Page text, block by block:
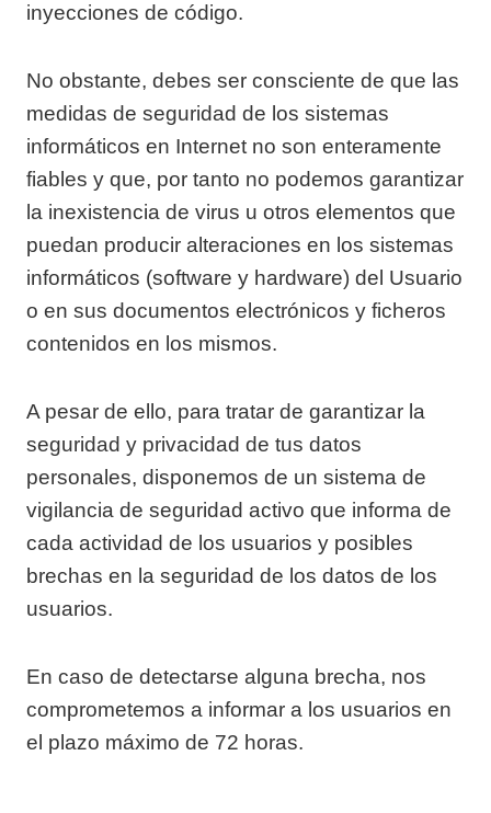
inyecciones de código.
No obstante, debes ser consciente de que las
medidas de seguridad de los sistemas
informáticos en Internet no son enteramente
fiables y que, por tanto no podemos garantizar
la inexistencia de virus u otros elementos que
puedan producir alteraciones en los sistemas
informáticos (software y hardware) del Usuario
o en sus documentos electrónicos y ficheros
contenidos en los mismos.
A pesar de ello, para tratar de garantizar la
seguridad y privacidad de tus datos
personales, disponemos de un sistema de
vigilancia de seguridad activo que informa de
cada actividad de los usuarios y posibles
brechas en la seguridad de los datos de los
usuarios.
En caso de detectarse alguna brecha, nos
comprometemos a informar a los usuarios en
el plazo máximo de 72 horas.